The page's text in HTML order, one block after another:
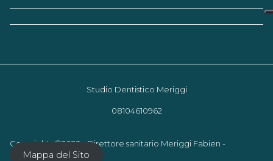
Studio Dentistico Meriggi
08104610962
Copyrights ©2023 - Direttore sanitario Meriggi Fabien -
Mappa del Sito